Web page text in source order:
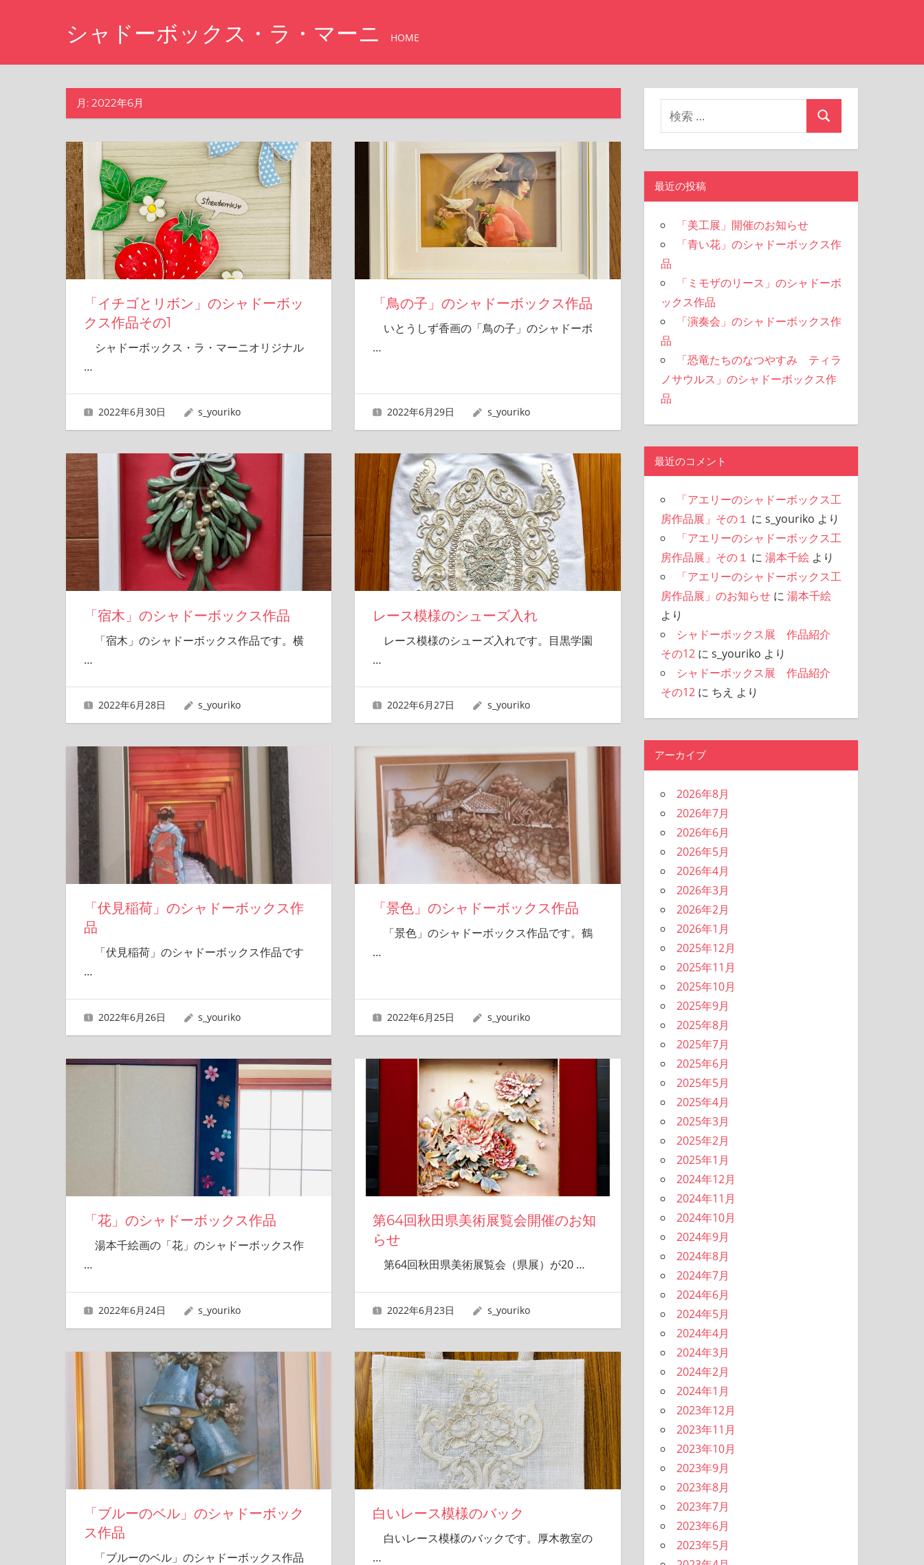
ン
シャドーボックス・ラ・マーニ
ド
ボ
ク
ス・
ラ・
マ
ー
ニ
HOME
月: 2022年6月
「イチゴとリボン」のシャドーボッ
クス作品その1
シャドーボックス・ラ・マーニオリジナル
…
2022年6月30日 s_youriko
「鳥の子」のシャドーボックス作品
いとうしず香画の「鳥の子」のシャドーボ
…
2022年6月29日 s_youriko
「宿木」のシャドーボックス作品
「宿木」のシャドーボックス作品です。横
…
2022年6月28日 s_youriko
レース模様のシューズ入れ
レース模様のシューズ入れです。目黒学園
…
2022年6月27日 s_youriko
「伏見稲荷」のシャドーボックス作
品
「伏見稲荷」のシャドーボックス作品です
…
2022年6月26日 s_youriko
「景色」のシャドーボックス作品
「景色」のシャドーボックス作品です。鶴
…
2022年6月25日 s_youriko
「花」のシャドーボックス作品
湯本千絵画の「花」のシャドーボックス作
…
2022年6月24日 s_youriko
第64回秋田県美術展覧会開催のお知
らせ
第64回秋田県美術展覧会（県展）が20 …
2022年6月23日 s_youriko
「ブルーのベル」のシャドーボック
ス作品
「ブルーのベル」のシャドーボックス作品
白いレース模様のバック
白いレース模様のバックです。厚木教室の
…
最近の投稿
「美工展」開催のお知らせ
「青い花」のシャドーボックス作
品
「ミモザのリース」のシャドーボ
ックス作品
「演奏会」のシャドーボックス作
品
「恐竜たちのなつやすみ ティラ
ノサウルス」のシャドーボックス作
品
最近のコメント
「アエリーのシャドーボックス工
房作品展」その１ に s_youriko より
「アエリーのシャドーボックス工
房作品展」その１ に 湯本千絵より
「アエリーのシャドーボックス工
房作品展」のお知らせに 湯本千絵
より
シャドーボックス展 作品紹介
その12に s_youriko より
シャドーボックス展 作品紹介
その12に ちえ より
アーカイブ
2026年8月
2026年7月
2026年6月
2026年5月
2026年4月
2026年3月
2026年2月
2026年1月
2025年12月
2025年11月
2025年10月
2025年9月
2025年8月
2025年7月
2025年6月
2025年5月
2025年4月
2025年3月
2025年2月
2025年1月
2024年12月
2024年11月
2024年10月
2024年9月
2024年8月
2024年7月
2024年6月
2024年5月
2024年4月
2024年3月
2024年2月
2024年1月
2023年12月
2023年11月
2023年10月
2023年9月
2023年8月
2023年7月
2023年6月
2023年5月